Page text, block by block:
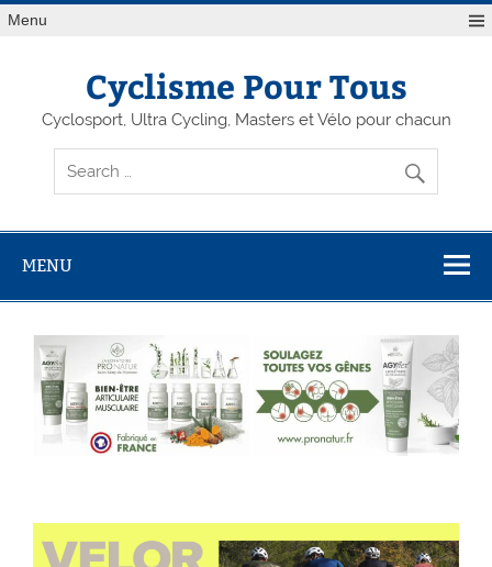
Menu
Cyclisme Pour Tous
Cyclosport, Ultra Cycling, Masters et Vélo pour chacun
MENU